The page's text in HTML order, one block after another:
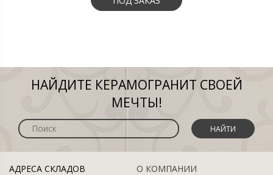
НАЙДИТЕ КЕРАМОГРАНИТ СВОЕЙ
МЕЧТЫ!
НАЙТИ
АДРЕСА СКЛАДОВ О КОМПАНИИ